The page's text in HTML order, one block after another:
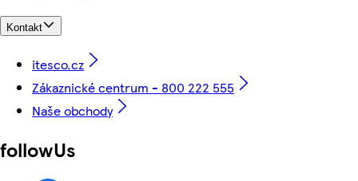
Kontakt
itesco.cz
Zákaznické centrum - 800 222 555
Naše obchody
followUs